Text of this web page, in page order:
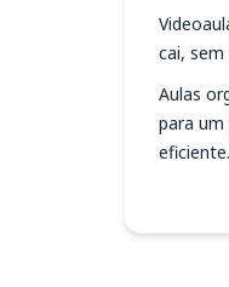
cai,
Aulas
para
eficiente.